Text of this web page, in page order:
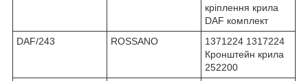
кріплення крила
DAF комплект
DAF/243
ROSSANO
1371224 1317224
Кронштейн крила
252200